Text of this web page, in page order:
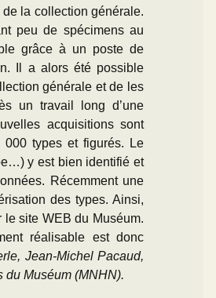
la collection générale.
peu de spécimens au
grâce à un poste de
Il a alors été possible
générale et de les
un travail long d’une
acquisitions sont
000 types et figurés. Le
y est bien identifié et
Récemment une
des types. Ainsi,
site WEB du Muséum.
réalisable est donc
Jean-Michel Pacaud,
du Muséum (MNHN).